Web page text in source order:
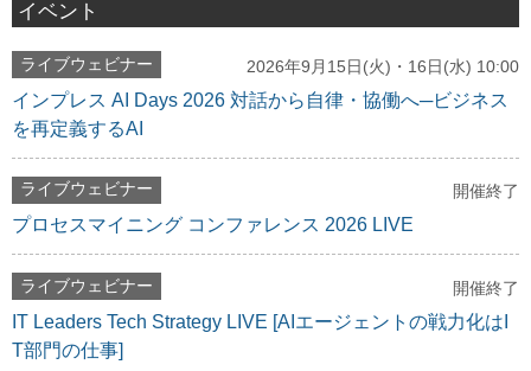
イベント
ライブウェビナー 2026年9月15日(火)・16日(水) 10:00
インプレス AI Days 2026 対話から自律・協働へ─ビジネス
を再定義するAI
ライブウェビナー 開催終了
プロセスマイニング コンファレンス 2026 LIVE
ライブウェビナー 開催終了
IT Leaders Tech Strategy LIVE [AIエージェントの戦力化はI
T部門の仕事]